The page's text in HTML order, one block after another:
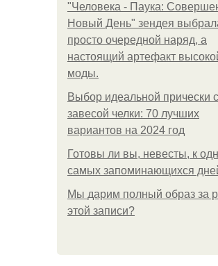
"Человека - Паука:
Новый День" зендея
просто очередной наряд, а
настоящий артефакт
моды.
Выбор идеальной прически с
завесой челки: 70 лучших
вариантов на 2024 год
Готовы ли вы, невесты, к
самых запоминающихся
Мы дарим полный образ за
этой записи?